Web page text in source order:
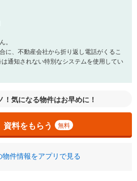
。
に、不動産会社から折り返し電話がくるこ
通知されない特別なシステムを使用してい
！気になる物件はお早めに！
資料をもらう 無料
物件情報をアプリで見る